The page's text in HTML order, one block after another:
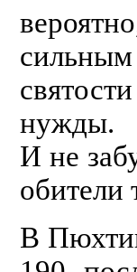
нужды.
И не
обители
В